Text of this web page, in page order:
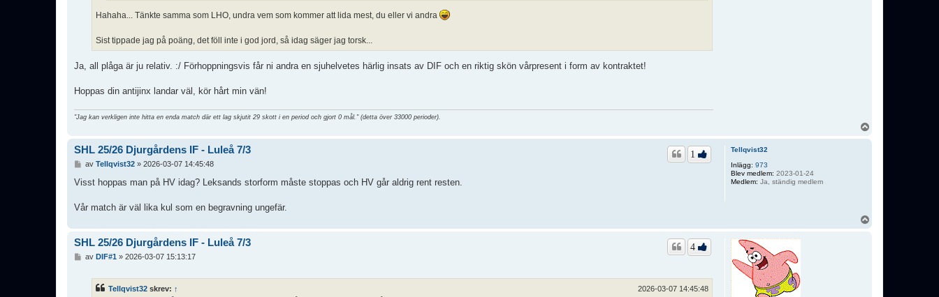
Hahaha... Tänkte samma som LHO, undra vem som kommer att lida mest, du eller vi andra
Sist tippade jag på poäng, det föll inte i god jord, så idag säger jag torsk...
Ja, all plåga är ju relativ. :/ Förhoppningsvis får ni andra en sjuhelvetes härlig insats av DIF och en riktig skön vårpresent i form av kontraktet!
Hoppas din antijinx landar väl, kör hårt min vän!
"Jag kan verkligen inte hitta en enda match där ett lag skjutit 29 skott i en period och gjort 0 mål." (detta över 33000 perioder).
Tellqvist32
Inlägg: 973
Blev medlem: 2023-01-24
Medlem: Ja, ständig medlem
SHL 25/26 Djurgårdens IF - Luleå 7/3 1
l
g
av Tellqvist32» 2026-03-07 14:45:48
Visst hoppas man på HV idag? Leksands storform måste stoppas och HV går aldrig rent resten.
Vår match är väl lika kul som en begravning ungefär.
SHL 25/26 Djurgårdens IF - Luleå 7/3 4
av DIF#1 » 2026-03-07 15:13:17
Tellqvist32 skrev: ↑ 2026-03-07 14:45:48